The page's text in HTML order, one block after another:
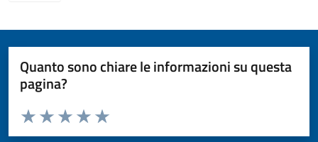
Quanto sono chiare le informazioni su questa
pagina?
Valuta da 1 a 5 stelle la pagina
Valuta 5 stelle su 5
Valuta 4 stelle su 5
Valuta 3 stelle su 5
Valuta 2 stelle su 5
Valuta 1 stelle su 5